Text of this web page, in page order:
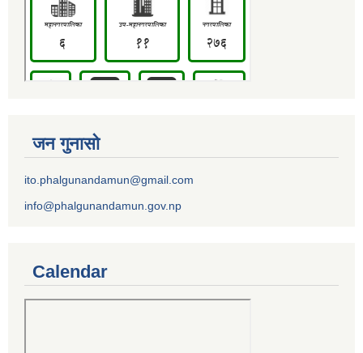
जन गुनासो
ito.phalgunandamun@gmail.com
info@phalgunandamun.gov.np
Calendar